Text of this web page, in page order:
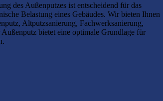
des Außenputzes ist entscheidend für das
Belastung eines Gebäudes. Wir bieten Ihnen
Altputzsanierung, Fachwerksanierung,
bietet eine optimale Grundlage für